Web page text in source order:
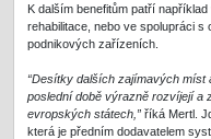
K dalším benefitům patří
rehabilitace, nebo ve spolupráci
podnikových zařízeních.
“Desítky dalších zajímavých míst
poslední době výrazně rozvíjejí a
evropských státech,” říká Mertl.
která je předním dodavatelem